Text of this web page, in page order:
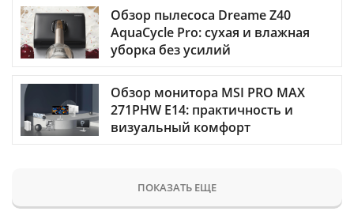
Обзор пылесоса Dreame Z40
AquaCycle Pro: сухая и влажная
уборка без усилий
Обзор монитора MSI PRO MAX
271PHW E14: практичность и
визуальный комфорт
ПОКАЗАТЬ ЕЩЕ